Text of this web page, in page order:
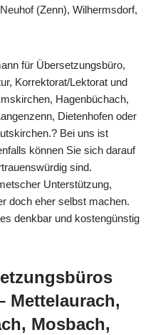
(Zenn), Wilhermsdorf,
für Übersetzungsbüro,
Korrektorat/Lektorat und
Hagenbüchach,
Dietenhofen oder
Bei uns ist
können Sie sich darauf
sind.
Unterstützung,
doch eher selbst machen.
denkbar und kostengünstig
Mettelaurach,
Mosbach,